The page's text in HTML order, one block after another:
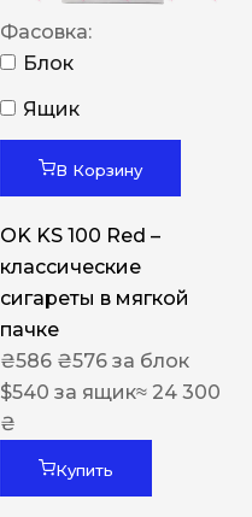
Фасовка:
Блок
Ящик
В Корзину
OK KS 100 Red –
классические
сигареты в мягкой
пачке
₴586 ₴576 за блок
$540 за ящик≈ 24 300
₴
Купить